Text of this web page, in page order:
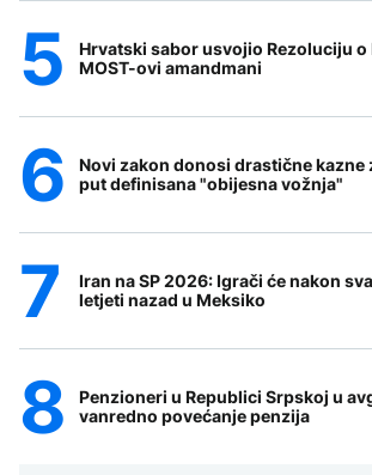
Hrvatski sabor usvojio Rezoluciju o
MOST-ovi amandmani
Novi zakon donosi drastične kazne
put definisana "obijesna vožnja"
Iran na SP 2026: Igrači će nakon
letjeti nazad u Meksiko
Penzioneri u Republici Srpskoj u
vanredno povećanje penzija